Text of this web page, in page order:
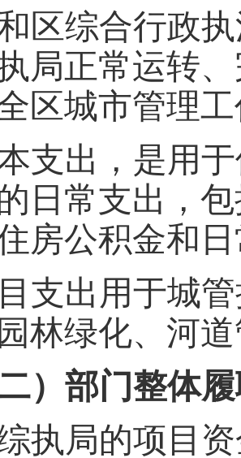
区综合行政
局正常运转
区城市管理
支出，是用
日常支出，
房公积金和
支出用于城
林绿化、河
二）部门整体
执局的项目